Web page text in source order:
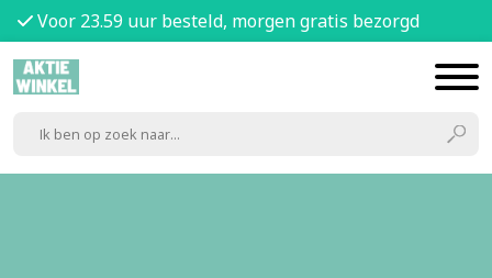
Voor 23.59 uur besteld, morgen gratis bezorgd